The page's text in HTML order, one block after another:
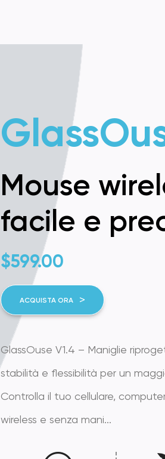
Mouse
facile e
$599.00
GlassOuse V1.4 – Maniglie
stabilità e flessibilità per un
Controlla il tuo cellulare,
wireless e senza mani...